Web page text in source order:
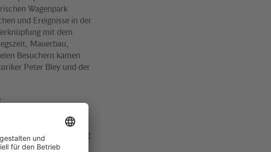
Wagenpark
und Ereignisse in der
mit dem
Mauerbau,
Besuchern kamen
Peter Bley und der
auf dem sich
Altbauzug
erwerben. Die